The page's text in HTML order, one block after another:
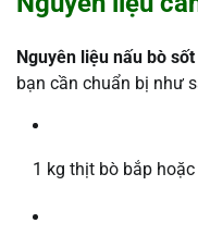
Nguyên liệu nấu bò
bạn cần chuẩn bị như
1 kg thịt bò bắp